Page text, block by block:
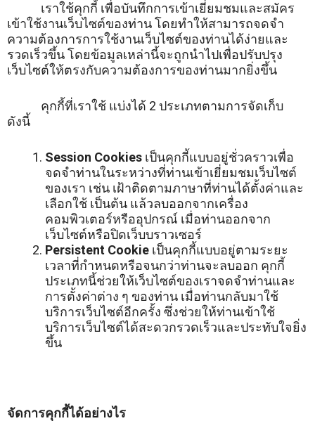
เราใช้คุกกี้ เพื่อบันทึกการเข้าเยี่ยมชมและสมัคร
เข้าใช้งานเว็บไซต์ของท่าน โดยทำให้สามารถจดจำ
ความต้องการการใช้งานเว็บไซต์ของท่านได้ง่ายและ
รวดเร็วขึ้น โดยข้อมูลเหล่านี้จะถูกนำไปเพื่อปรับปรุง
เว็บไซต์ให้ตรงกับความต้องการของท่านมากยิ่งขึ้น
คุกกี้ที่เราใช้ แบ่งได้ 2 ประเภทตามการจัดเก็บ
ดังนี้
Session Cookies เป็นคุกกี้แบบอยู่ชั่วคราวเพื่อ
จดจำท่านในระหว่างที่ท่านเข้าเยี่ยมชมเว็บไซต์
ของเรา เช่น เฝ้าติดตามภาษาที่ท่านได้ตั้งค่าและ
เลือกใช้ เป็นต้น แล้วลบออกจากเครื่อง
คอมพิวเตอร์หรืออุปกรณ์ เมื่อท่านออกจาก
เว็บไซต์หรือปิดเว็บบราวเซอร์
Persistent Cookie เป็นคุกกี้แบบอยู่ตามระยะ
เวลาที่กำหนดหรือจนกว่าท่านจะลบออก คุกกี้
ประเภทนี้ช่วยให้เว็บไซต์ของเราจดจำท่านและ
การตั้งค่าต่าง ๆ ของท่าน เมื่อท่านกลับมาใช้
บริการเว็บไซต์อีกครั้ง ซึ่งช่วยให้ท่านเข้าใช้
บริการเว็บไซต์ได้สะดวกรวดเร็วและประทับใจยิ่ง
ขึ้น
จัดการคุกกี้ได้อย่างไร